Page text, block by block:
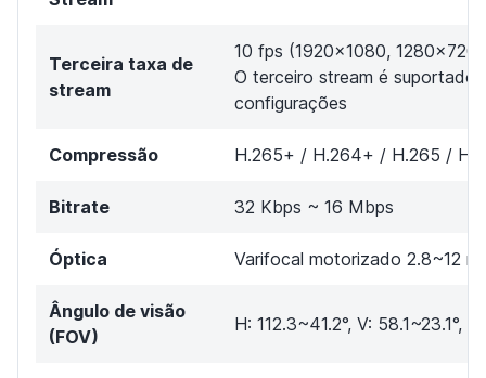
Terceira taxa de
stream
10 fps (1920x1080,
O terceiro stream é suportado
configurações
Compressão H.265+ / H.264+ / H.265 /
Bitrate 32 Kbps ~ 16 Mbps
Óptica Varifocal motorizado 2.8~12
Ângulo de visão
(FOV)
H: 112.3~41.2°, V: 58.1~23.1°,